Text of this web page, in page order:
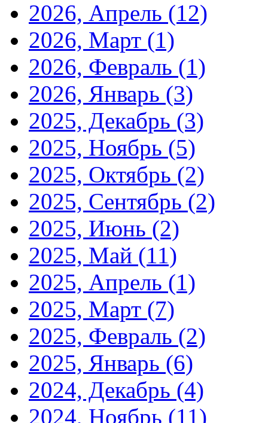
2026, Апрель (12)
2026, Март (1)
2026, Февраль (1)
2026, Январь (3)
2025, Декабрь (3)
2025, Ноябрь (5)
2025, Октябрь (2)
2025, Сентябрь (2)
2025, Июнь (2)
2025, Май (11)
2025, Апрель (1)
2025, Март (7)
2025, Февраль (2)
2025, Январь (6)
2024, Декабрь (4)
2024, Ноябрь (11)